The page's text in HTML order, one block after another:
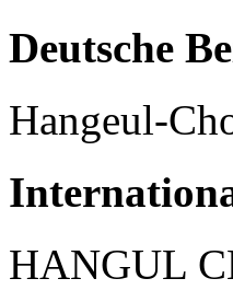
Deutsche
Hangeul-
HANGUL